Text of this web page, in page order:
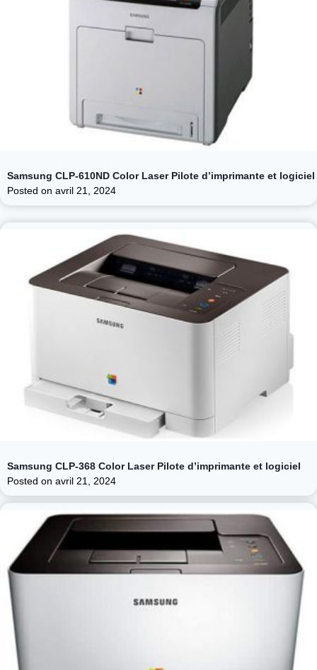
Samsung CLP-610ND Color Laser Pilote d’imprimante et logiciel
Posted on avril 21, 2024
Samsung CLP-368 Color Laser Pilote d’imprimante et logiciel
Posted on avril 21, 2024